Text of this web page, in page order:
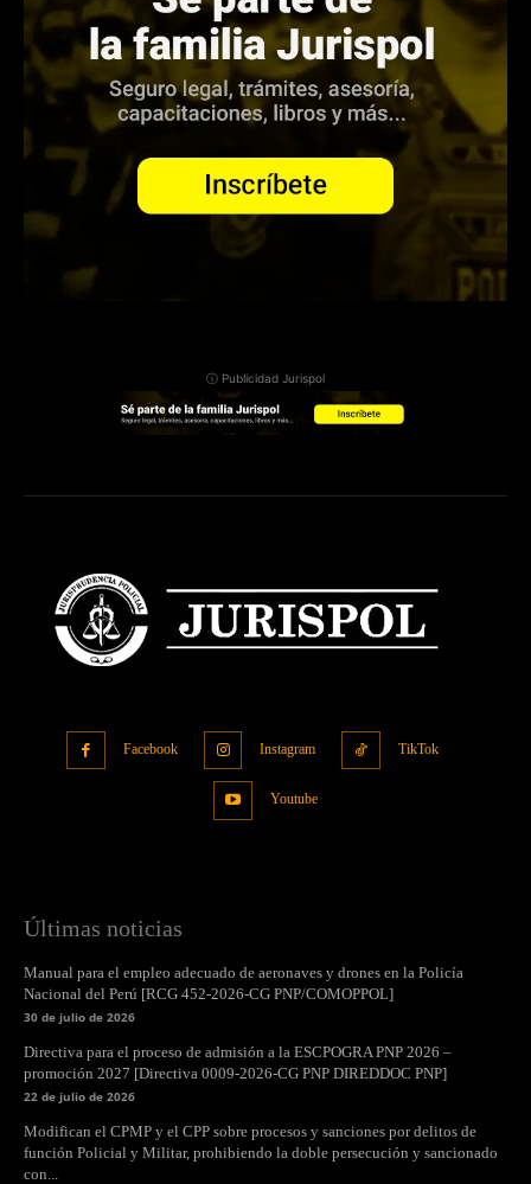
ⓘ Publicidad Jurispol
Facebook Instagram TikTok
Youtube
Últimas noticias
Manual para el empleo adecuado de aeronaves y drones en la Policía
Nacional del Perú [RCG 452-2026-CG PNP/COMOPPOL]
30 de julio de 2026
Directiva para el proceso de admisión a la ESCPOGRA PNP 2026 –
promoción 2027 [Directiva 0009-2026-CG PNP DIREDDOC PNP]
22 de julio de 2026
Modifican el CPMP y el CPP sobre procesos y sanciones por delitos de
función Policial y Militar, prohibiendo la doble persecución y sancionado
con...